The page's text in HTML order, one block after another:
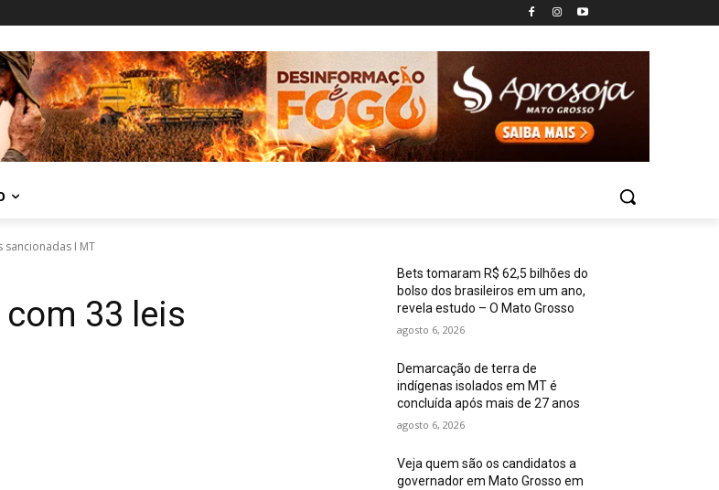
sancionadas I MT
33 leis
Bets tomaram R$ 62,5 bilhões do
bolso dos brasileiros em um ano,
revela estudo – O Mato Grosso
agosto 6, 2026
Demarcação de terra de
indígenas isolados em MT é
concluída após mais de 27 anos
agosto 6, 2026
Veja quem são os candidatos a
governador em Mato Grosso em